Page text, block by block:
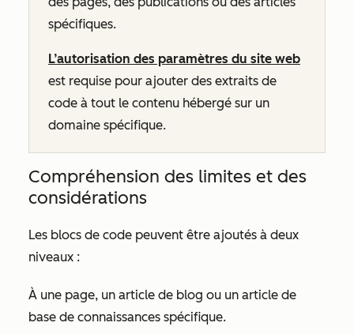
spécifiques.
L’autorisation des paramètres du site web
est requise pour ajouter des extraits de
code à tout le contenu hébergé sur un
domaine spécifique.
Compréhension des limites et des
considérations
Les blocs de code peuvent être ajoutés à deux
niveaux :
À une page, un article de blog ou un article de
base de connaissances spécifique.